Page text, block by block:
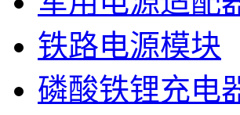
铁路电源模块
磷酸铁锂充电